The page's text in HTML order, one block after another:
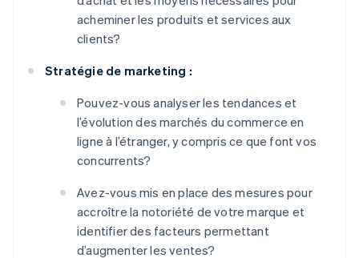
acheminer les produits et services aux
clients?
Stratégie de marketing :
Pouvez-vous analyser les tendances et
l’évolution des marchés du commerce en
ligne à l’étranger, y compris ce que font vos
concurrents?
Avez-vous mis en place des mesures pour
accroître la notoriété de votre marque et
identifier des facteurs permettant
d’augmenter les ventes?